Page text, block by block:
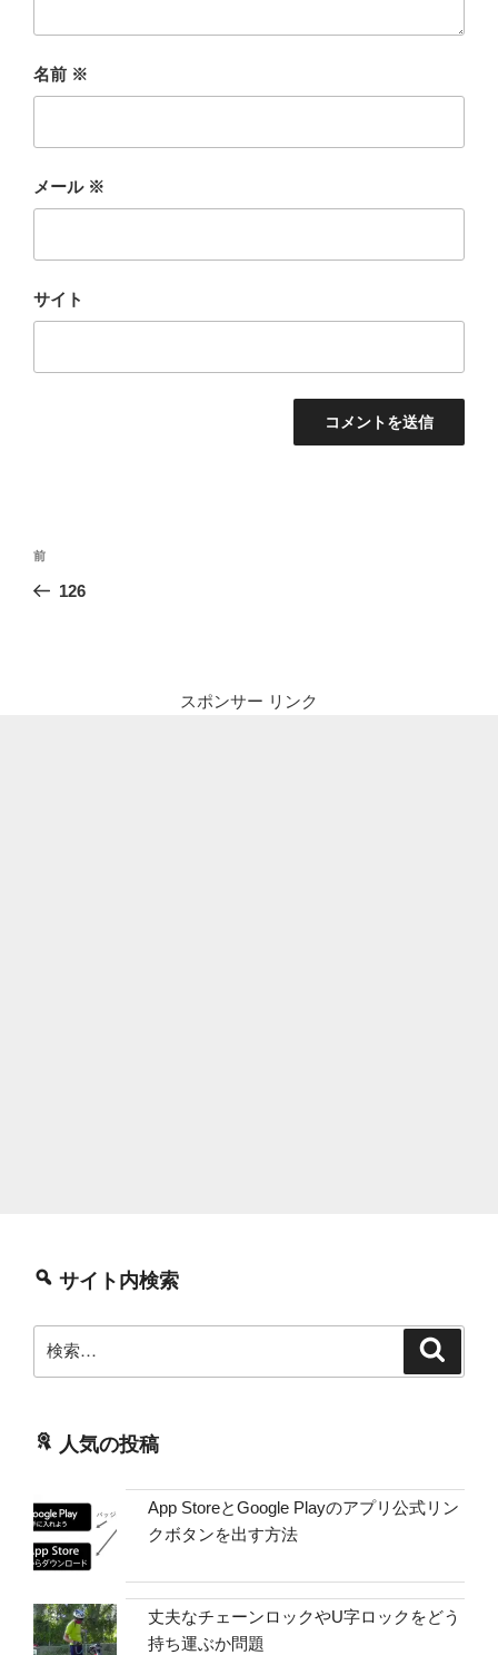
名前 ※
メール ※
サイト
投
前
の
前
126
スポンサー リンク
サイト内検索
索:
人気の投稿
App StoreとGoogle Playのアプリ公式リン
クボタンを出す方法
丈夫なチェーンロックやU字ロックをどう
持ち運ぶか問題